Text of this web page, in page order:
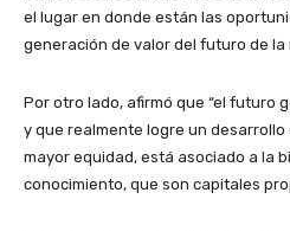
el lugar en donde están las
generación de valor del futuro de la
Por otro lado, afirmó que “el futuro
y que realmente logre un
mayor equidad, está asociado a la
conocimiento, que son capitales